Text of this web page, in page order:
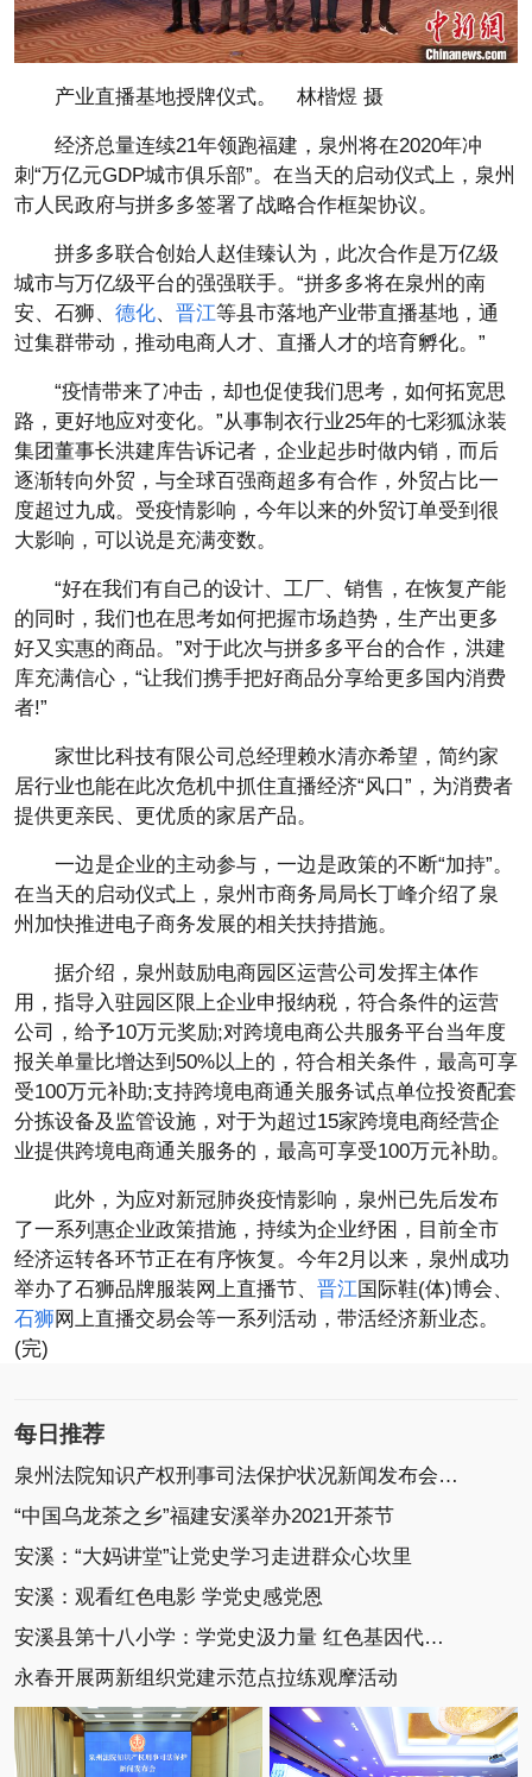
产业直播基地授牌仪式。 林楷煜 摄
经济总量连续21年领跑福建，泉州将在2020年冲
刺“万亿元GDP城市俱乐部”。在当天的启动仪式上，泉州
市人民政府与拼多多签署了战略合作框架协议。
拼多多联合创始人赵佳臻认为，此次合作是万亿级
城市与万亿级平台的强强联手。“拼多多将在泉州的南
安、石狮、 德化、 晋江等县市落地产业带直播基地，通
过集群带动，推动电商人才、直播人才的培育孵化。”
“疫情带来了冲击，却也促使我们思考，如何拓宽思
路，更好地应对变化。”从事制衣行业25年的七彩狐泳装
集团董事长洪建库告诉记者，企业起步时做内销，而后
逐渐转向外贸，与全球百强商超多有合作，外贸占比一
度超过九成。受疫情影响，今年以来的外贸订单受到很
大影响，可以说是充满变数。
“好在我们有自己的设计、工厂、销售，在恢复产能
的同时，我们也在思考如何把握市场趋势，生产出更多
好又实惠的商品。”对于此次与拼多多平台的合作，洪建
库充满信心，“让我们携手把好商品分享给更多国内消费
者!”
家世比科技有限公司总经理赖水清亦希望，简约家
居行业也能在此次危机中抓住直播经济“风口”，为消费者
提供更亲民、更优质的家居产品。
一边是企业的主动参与，一边是政策的不断“加持”。
在当天的启动仪式上，泉州市商务局局长丁峰介绍了泉
州加快推进电子商务发展的相关扶持措施。
据介绍，泉州鼓励电商园区运营公司发挥主体作
用，指导入驻园区限上企业申报纳税，符合条件的运营
公司，给予10万元奖励;对跨境电商公共服务平台当年度
报关单量比增达到50%以上的，符合相关条件，最高可享
受100万元补助;支持跨境电商通关服务试点单位投资配套
分拣设备及监管设施，对于为超过15家跨境电商经营企
业提供跨境电商通关服务的，最高可享受100万元补助。
此外，为应对新冠肺炎疫情影响，泉州已先后发布
了一系列惠企业政策措施，持续为企业纾困，目前全市
经济运转各环节正在有序恢复。今年2月以来，泉州成功
举办了石狮品牌服装网上直播节、 晋江国际鞋(体)博会、
石狮网上直播交易会等一系列活动，带活经济新业态。
(完)
每日推荐
泉州法院知识产权刑事司法保护状况新闻发布会召开
“中国乌龙茶之乡”福建安溪举办2021开茶节
安溪：“大妈讲堂”让党史学习走进群众心坎里
安溪：观看红色电影 学党史感党恩
安溪县第十八小学：学党史汲力量 红色基因代代传
永春开展两新组织党建示范点拉练观摩活动